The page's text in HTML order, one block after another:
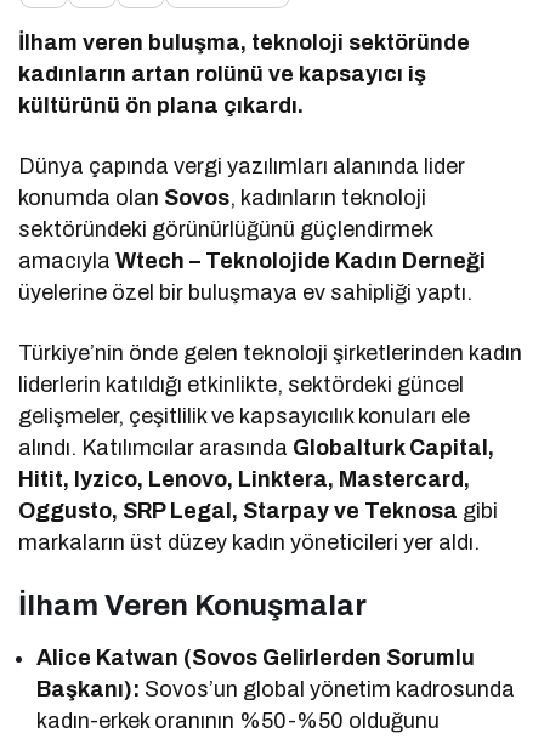
İlham veren buluşma, teknoloji sektöründe
kadınların artan rolünü ve kapsayıcı iş
kültürünü ön plana çıkardı.
Dünya çapında vergi yazılımları alanında lider
konumda olan Sovos, kadınların teknoloji
sektöründeki görünürlüğünü güçlendirmek
amacıylaWtech – Teknolojide Kadın Derneği
üyelerine özel bir buluşmaya ev sahipliği yaptı.
Türkiye’nin önde gelen teknoloji şirketlerinden kadın
liderlerin katıldığı etkinlikte, sektördeki güncel
gelişmeler, çeşitlilik ve kapsayıcılık konuları ele
alındı. Katılımcılar arasında Globalturk Capital,
Hitit, Iyzico, Lenovo, Linktera, Mastercard,
Oggusto, SRP Legal, Starpay ve Teknosa gibi
markaların üst düzey kadın yöneticileri yer aldı.
İlham Veren Konuşmalar
Alice Katwan (Sovos Gelirlerden Sorumlu
Başkanı): Sovos’un global yönetim kadrosunda
kadın-erkek oranının %50-%50 olduğunu